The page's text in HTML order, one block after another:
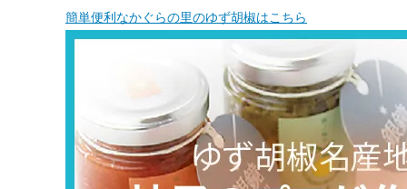
簡単便利なかぐらの里のゆず胡椒はこちら